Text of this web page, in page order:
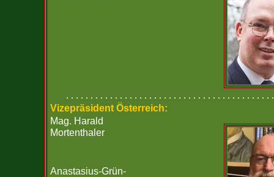
. . . . . . . . . . . . . . . . . . . . . . . . . . . . . . . . . . . . . . . . .
Vizepräsident Österreich:
Mag. Harald
Mortenthaler
Anastasius-Grün-